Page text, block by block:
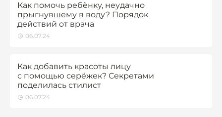
Как помочь ребёнку, неудачно
прыгнувшему в воду? Порядок
действий от врача
06.07.24
Как добавить красоты лицу
с помощью серёжек? Секретами
поделилась стилист
06.07.24